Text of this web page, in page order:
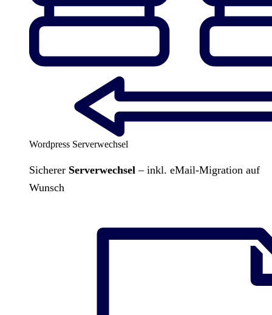
Wordpress Serverwechsel
Sicherer Serverwechsel – inkl. eMail-Migration auf
Wunsch